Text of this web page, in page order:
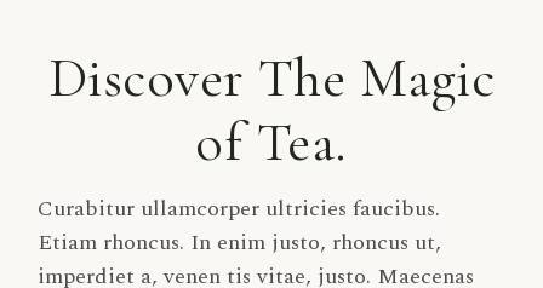
Discover The Magic
of Tea.
Curabitur ullamcorper ultricies faucibus.
Etiam rhoncus. In enim justo, rhoncus ut,
imperdiet a, venen tis vitae, justo. Maecenas